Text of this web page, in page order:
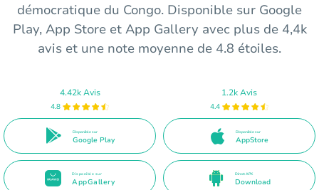
démocratique du Congo. Disponible sur Google
Play, App Store et App Gallery avec plus de 4,4k
avis et une note moyenne de 4.8 étoiles.
4.42k Avis
4.8
Disponible sur
Google Play
1.2k Avis
4.4
Disponible sur
AppStore
Disponible sur
AppGallery
Direct APK
Download